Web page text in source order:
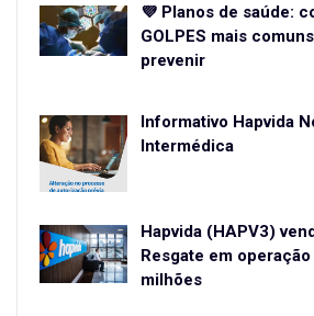
💜 Planos de saúde:
GOLPES mais
prevenir
Informativo Hapvida
Intermédica
Hapvida (HAPV3)
Resgate em
milhões